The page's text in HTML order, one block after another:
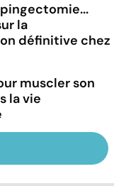
la
définitive chez
muscler son
la vie